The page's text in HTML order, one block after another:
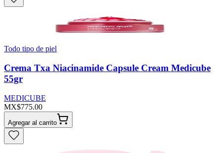
Todo tipo de piel
Crema Txa Niacinamide Capsule Cream Medicube
55gr
MEDICUBE
MX$775.00
Agregar al carrito